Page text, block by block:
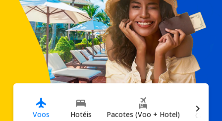
flight
Voos
bed
Hotéis
flights_and_hotels
Pacotes (Voo + Hotel) Carros
chevron_right